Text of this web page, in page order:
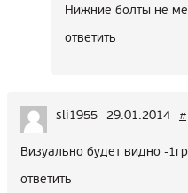
Нижние болты не
ответить
sli1955 29.01.2014 #
Визуально будет видно -
ответить